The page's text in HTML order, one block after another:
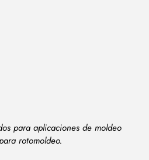
para aplicaciones de moldeo
rotomoldeo.